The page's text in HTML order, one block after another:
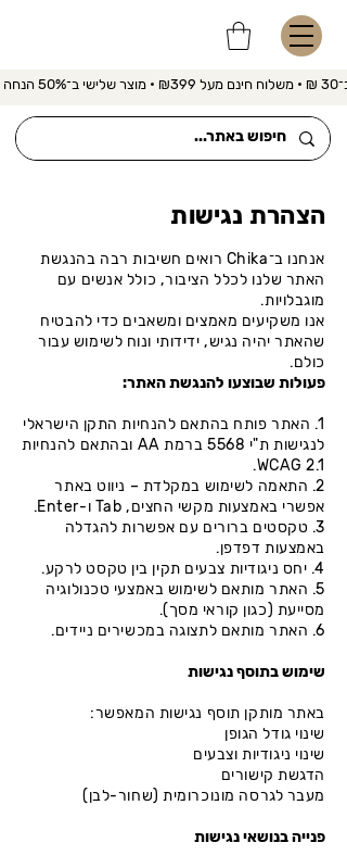
הנחה
הצהרת נגישות
אנחנו ב־Chika רואים חשיבות רבה בהנגשת
האתר שלנו לכלל הציבור, כולל אנשים עם
מוגבלויות.
אנו משקיעים מאמצים ומשאבים כדי להבטיח
שהאתר יהיה נגיש, ידידותי ונוח לשימוש עבור
כולם.
פעולות שבוצעו להנגשת האתר:
1. האתר פותח בהתאם להנחיות התקן הישראלי
לנגישות ת"י 5568 ברמת AA ובהתאם להנחיות
WCAG 2.1.
2. התאמה לשימוש במקלדת – ניווט באתר
אפשרי באמצעות מקשי החצים, Tab ו-Enter.
3. טקסטים ברורים עם אפשרות להגדלה
באמצעות דפדפן.
4. יחס ניגודיות צבעים תקין בין טקסט לרקע.
5. האתר מותאם לשימוש באמצעי טכנולוגיה
מסייעת (כגון קוראי מסך).
6. האתר מותאם לתצוגה במכשירים ניידים.
שימוש בתוסף נגישות
באתר מותקן תוסף נגישות המאפשר:
שינוי גודל הגופן
שינוי ניגודיות וצבעים
הדגשת קישורים
מעבר לגרסה מונוכרומית (שחור-לבן)
פנייה בנושאי נגישות